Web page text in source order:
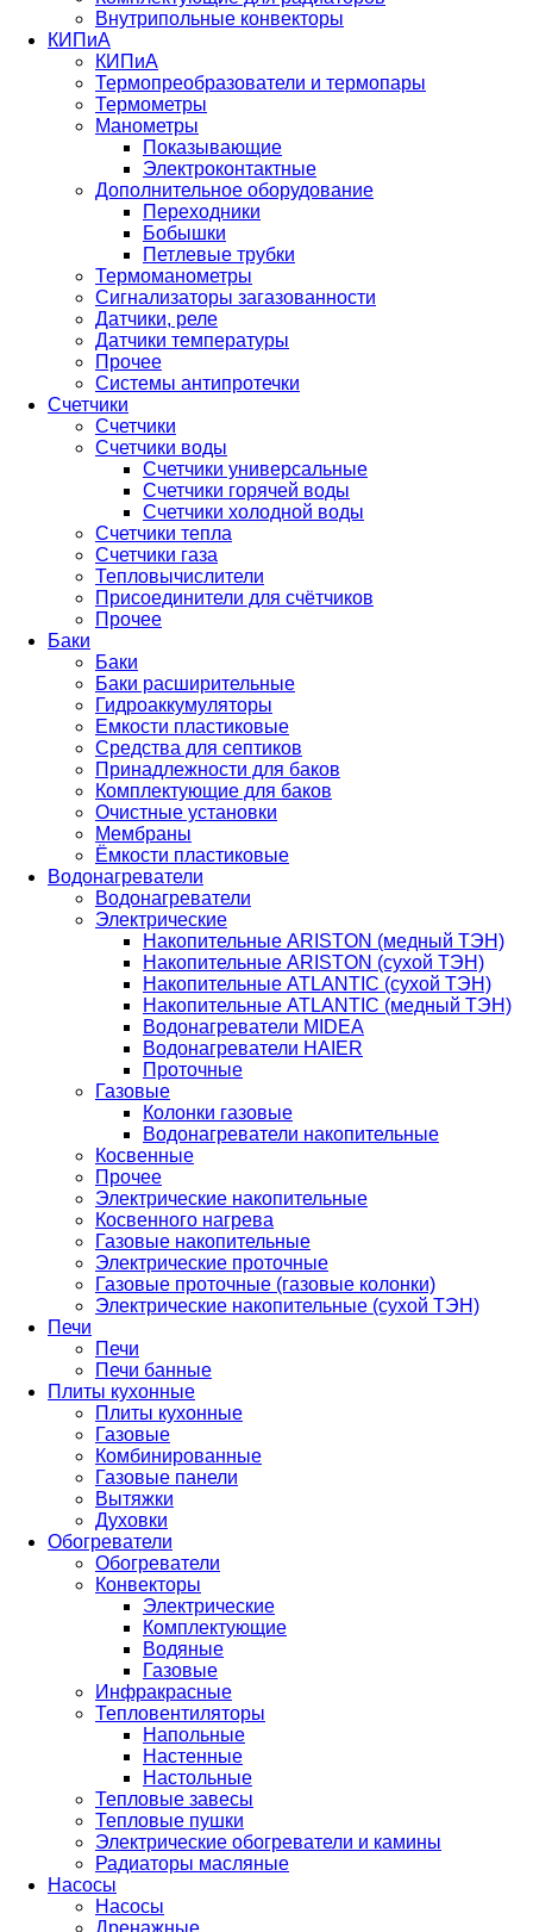
Внутрипольные конвекторы
КИПиА
КИПиА
Термопреобразователи и термопары
Термометры
Манометры
Показывающие
Электроконтактные
Дополнительное оборудование
Переходники
Бобышки
Петлевые трубки
Термоманометры
Сигнализаторы загазованности
Датчики, реле
Датчики температуры
Прочее
Системы антипротечки
Счетчики
Счетчики
Счетчики воды
Счетчики универсальные
Счетчики горячей воды
Счетчики холодной воды
Счетчики тепла
Счетчики газа
Тепловычислители
Присоединители для счётчиков
Прочее
Баки
Баки
Баки расширительные
Гидроаккумуляторы
Емкости пластиковые
Средства для септиков
Принадлежности для баков
Комплектующие для баков
Очистные установки
Мембраны
Ёмкости пластиковые
Водонагреватели
Водонагреватели
Электрические
Накопительные ARISTON (медный ТЭН)
Накопительные ARISTON (сухой ТЭН)
Накопительные ATLANTIC (сухой ТЭН)
Накопительные ATLANTIC (медный ТЭН)
Водонагреватели MIDEA
Водонагреватели HAIER
Проточные
Газовые
Колонки газовые
Водонагреватели накопительные
Косвенные
Прочее
Электрические накопительные
Косвенного нагрева
Газовые накопительные
Электрические проточные
Газовые проточные (газовые колонки)
Электрические накопительные (сухой ТЭН)
Печи
Печи
Печи банные
Плиты кухонные
Плиты кухонные
Газовые
Комбинированные
Газовые панели
Вытяжки
Духовки
Обогреватели
Обогреватели
Конвекторы
Электрические
Комплектующие
Водяные
Газовые
Инфракрасные
Тепловентиляторы
Напольные
Настенные
Настольные
Тепловые завесы
Тепловые пушки
Электрические обогреватели и камины
Радиаторы масляные
Насосы
Насосы